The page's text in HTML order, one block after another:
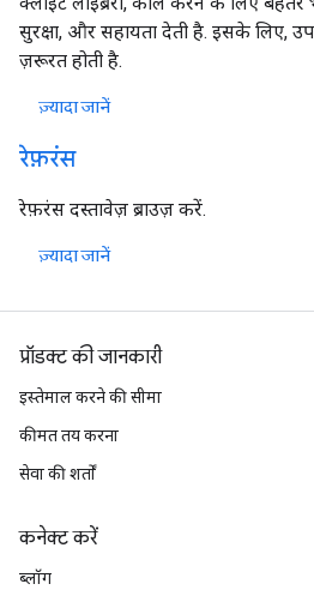
सुरक्षा, और सहायता देती है. इसके लिए,
ज़रूरत होती है.
ज़्यादा जानें
रेफ़रंस
रेफ़रंस दस्तावेज़ ब्राउज़ करें.
ज़्यादा जानें
प्रॉडक्ट की जानकारी
इस्तेमाल करने की सीमा
कीमत तय करना
सेवा की शर्तों
कनेक्ट करें
ब्लॉग